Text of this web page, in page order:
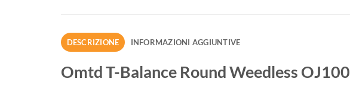
DESCRIZIONE INFORMAZIONI AGGIUNTIVE
Omtd T-Balance Round Weedless OJ100